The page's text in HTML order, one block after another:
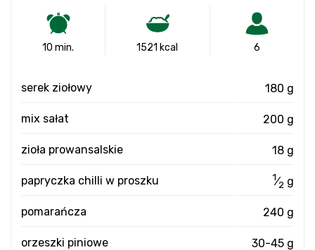
10 min. 1521 kcal 6
serek ziołowy 180 g
mix sałat 200 g
zioła prowansalskie 18 g
papryczka chilli w proszku 1⁄2 g
pomarańcza 240 g
orzeszki piniowe 30-45 g